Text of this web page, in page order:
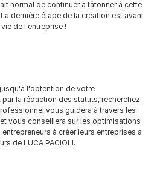
normal de continuer à tâtonner à cette
dernière étape de la création est avant
de l'entreprise !
l'obtention de votre
la rédaction des statuts, recherchez
vous guidera à travers les
vous conseillera sur les optimisations
à créer leurs entreprises a
de LUCA PACIOLI.